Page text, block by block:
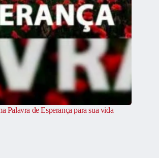
Palavra de Esperança para sua vida